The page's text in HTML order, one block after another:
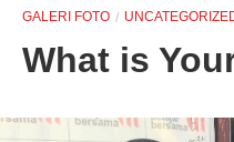
GALERI FOTO
What is